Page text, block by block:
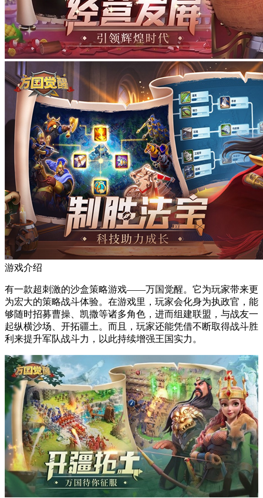
游戏介绍
有一款超刺激的沙盒策略游戏——万国觉醒。它为玩家带来更
为宏大的策略战斗体验。在游戏里，玩家会化身为执政官，能
够随时招募曹操、凯撒等诸多角色，进而组建联盟，与战友一
起纵横沙场、开拓疆土。而且，玩家还能凭借不断取得战斗胜
利来提升军队战斗力，以此持续增强王国实力。